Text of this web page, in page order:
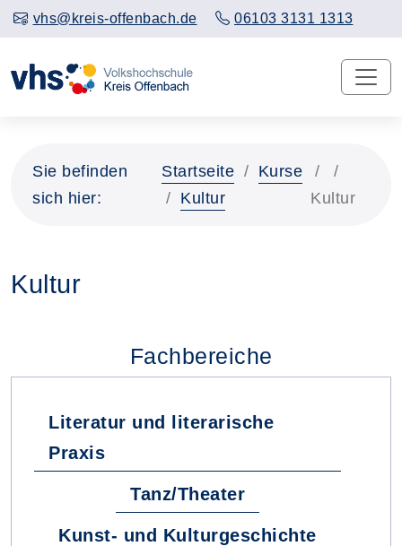
vhs@kreis-offenbach.de 06103 3131 1313
Sie befinden
sich hier:
Startseite
Kurse
Kultur
Kultur
Kultur
Fachbereiche
Literatur und literarische
Praxis
Tanz/Theater
Kunst- und Kulturgeschichte